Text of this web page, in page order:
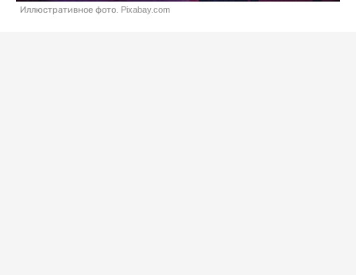
Иллюстративное фото. Pixabay.com